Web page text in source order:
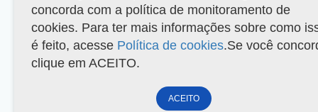
concorda com a política de monitoramento de
cookies. Para ter mais informações sobre como
é feito, acesse Política de cookies.Se você
clique em ACEITO.
ACEITO